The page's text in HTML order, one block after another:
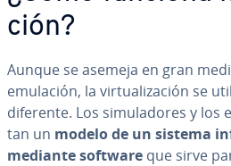
ción?
Aunque se asemeja en gran
emulación, la vi­r­tua­li­za­ción se
diferente. Los si­mu­la­do­res y
tan un modelo de un sistema
mediante software que sirve